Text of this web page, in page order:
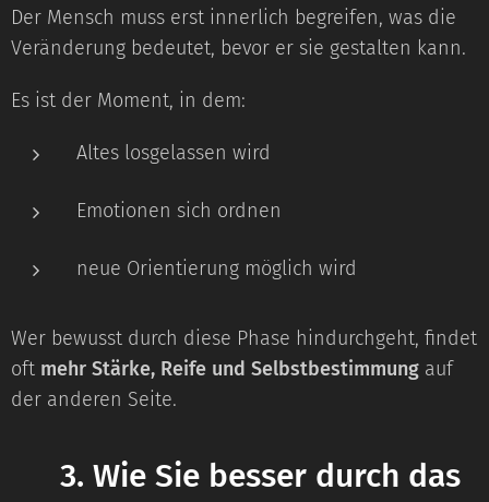
Der Mensch muss erst innerlich begreifen, was die
Veränderung bedeutet, bevor er sie gestalten kann.
Es ist der Moment, in dem:
Altes losgelassen wird
Emotionen sich ordnen
neue Orientierung möglich wird
Wer bewusst durch diese Phase hindurchgeht, findet
oft mehr Stärke, Reife und Selbstbestimmung auf
der anderen Seite.
3. Wie Sie besser durch das